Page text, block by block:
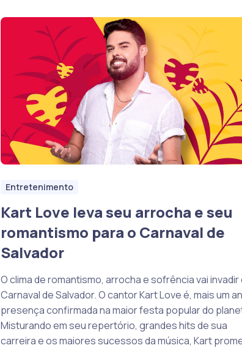
Entretenimento
Kart Love leva seu arrocha e seu
romantismo para o Carnaval de
Salvador
O clima de romantismo, arrocha e sofrência vai invadir
Carnaval de Salvador. O cantor Kart Love é, mais um
presença confirmada na maior festa popular do
Misturando em seu repertório, grandes hits de sua
carreira e os maiores sucessos da música, Kart